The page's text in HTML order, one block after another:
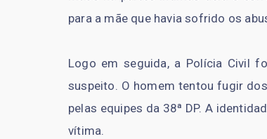
para a mãe que havia sofrido os
Logo em seguida, a Polícia Civil
suspeito. O homem tentou fugir
pelas equipes da 38ª DP. A
vítima.